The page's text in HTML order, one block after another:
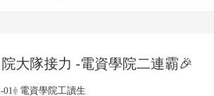
大隊接力 -電資學院二連霸🎉
01 電資學院工讀生